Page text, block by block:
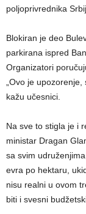
poljoprivrednika
Blokiran je deo
parkirana ispred
Organizatori
„Ovo je
kažu učesnici.
Na sve to stigla je i
ministar Dragan
sa svim
evra po hektaru,
nisu realni u ovom
biti i svesni